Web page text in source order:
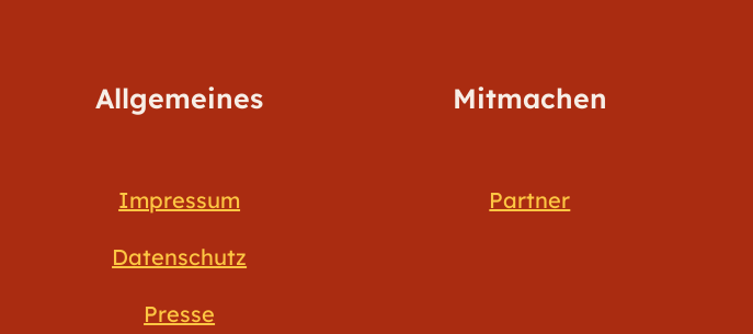
Allgemeines
Impressum
Datenschutz
Presse
Mitmachen
Partner